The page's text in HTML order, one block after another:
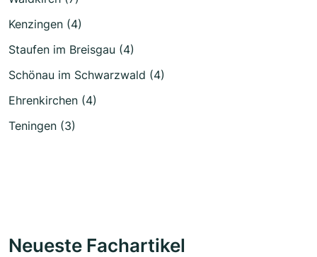
Kenzingen (4)
Staufen im Breisgau (4)
Schönau im Schwarzwald (4)
Ehrenkirchen (4)
Teningen (3)
Neueste Fachartikel